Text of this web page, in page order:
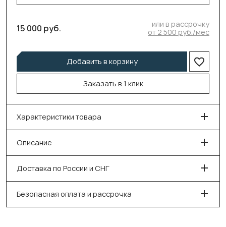
15 000 руб.
или в рассрочку
от 2 500 руб./мес
Добавить в корзину
Заказать в 1 клик
Характеристики товара
Описание
Доставка по России и СНГ
Безопасная оплата и рассрочка